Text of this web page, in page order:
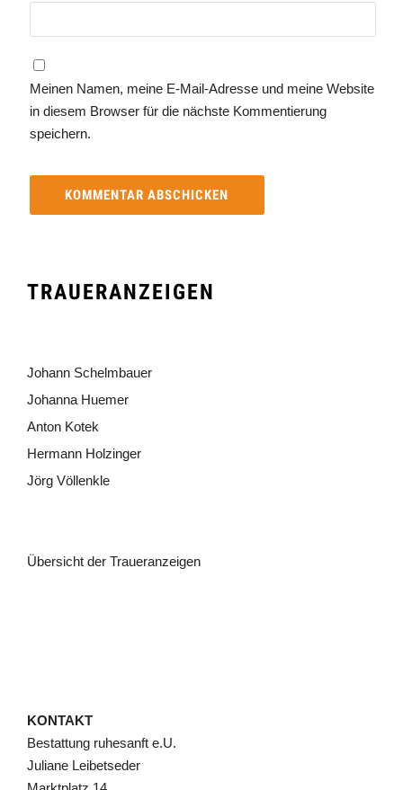
Meinen Namen, meine E-Mail-Adresse und meine Website
in diesem Browser für die nächste Kommentierung
speichern.
TRAUERANZEIGEN
Johann Schelmbauer
Johanna Huemer
Anton Kotek
Hermann Holzinger
Jörg Völlenkle
Übersicht der Traueranzeigen
KONTAKT
Bestattung ruhesanft e.U.
Juliane Leibetseder